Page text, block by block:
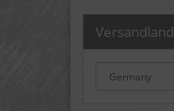
Versandland